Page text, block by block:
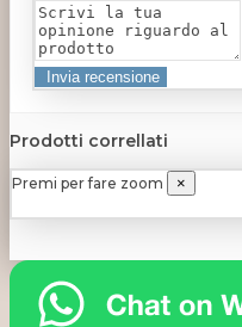
Prodotti correllati
Premi per fare zoom ×